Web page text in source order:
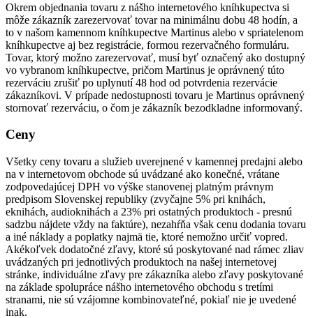
Okrem objednania tovaru z nášho internetového kníhkupectva si
môže zákazník zarezervovať tovar na minimálnu dobu 48 hodín, a
to v našom kamennom kníhkupectve Martinus alebo v spriatelenom
kníhkupectve aj bez registrácie, formou rezervačného formuláru.
Tovar, ktorý možno zarezervovať, musí byť označený ako dostupný
vo vybranom kníhkupectve, pričom Martinus je oprávnený túto
rezerváciu zrušiť po uplynutí 48 hod od potvrdenia rezervácie
zákazníkovi. V prípade nedostupnosti tovaru je Martinus oprávnený
stornovať rezerváciu, o čom je zákazník bezodkladne informovaný.
Ceny
Všetky ceny tovaru a služieb uverejnené v kamennej predajni alebo
na v internetovom obchode sú uvádzané ako konečné, vrátane
zodpovedajúcej DPH vo výške stanovenej platným právnym
predpisom Slovenskej republiky (zvyčajne 5% pri knihách,
eknihách, audioknihách a 23% pri ostatných produktoch - presnú
sadzbu nájdete vždy na faktúre), nezahŕňa však cenu dodania tovaru
a iné náklady a poplatky najmä tie, ktoré nemožno určiť vopred.
Akékoľvek dodatočné zľavy, ktoré sú poskytované nad rámec zliav
uvádzaných pri jednotlivých produktoch na našej internetovej
stránke, individuálne zľavy pre zákazníka alebo zľavy poskytované
na základe spolupráce nášho internetového obchodu s tretími
stranami, nie sú vzájomne kombinovateľné, pokiaľ nie je uvedené
inak.